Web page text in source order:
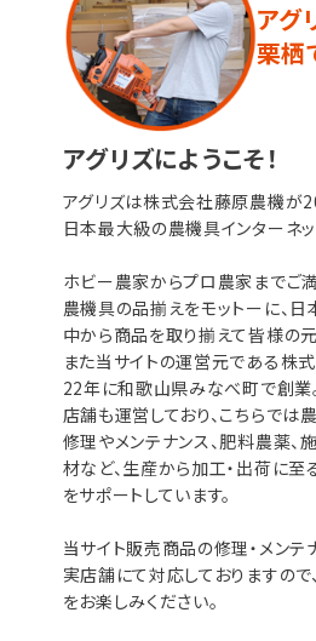
アグ
栗栖
アグリズにようこそ！
アグリズは株式会社藤原農機が
日本最大級の農機具インターネッ
ホビー農家からプロ農家までご
農機具の品揃えをモットーに、
中から商品を取り揃えて皆様の
また当サイトの運営元である株
22年に和歌山県みなべ町で創業
店舗も運営しており、こちらでは
修理やメンテナンス、肥料農薬、
材など、生産から加工・出荷に至
をサポートしています。
当サイト販売商品の修理・メンテ
実店舗にて対応しておりますので
をお楽しみください。